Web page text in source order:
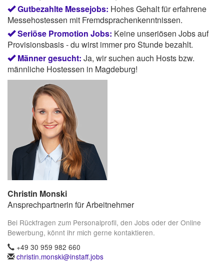
Gutbezahlte Messejobs: Hohes Gehalt für erfahrene
Messehostessen mit Fremdsprachenkenntnissen.
Seriöse Promotion Jobs: Keine unseriösen Jobs auf
Provisionsbasis - du wirst immer pro Stunde bezahlt.
Männer gesucht: Ja, wir suchen auch Hosts bzw.
männliche Hostessen in Magdeburg!
Christin Monski
Ansprechpartnerin für Arbeitnehmer
Bei Rückfragen zum Personalprofil, den Jobs oder der Online
Bewerbung, könnt ihr mich gerne kontaktieren.
+49 30 959 982 660
christin.monski@instaff.jobs